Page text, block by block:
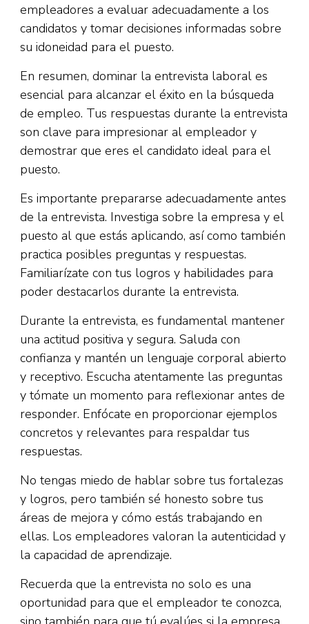
empleadores a evaluar adecuadamente a los
candidatos y tomar decisiones informadas sobre
su idoneidad para el puesto.
En resumen, dominar la entrevista laboral es
esencial para alcanzar el éxito en la búsqueda
de empleo. Tus respuestas durante la entrevista
son clave para impresionar al empleador y
demostrar que eres el candidato ideal para el
puesto.
Es importante prepararse adecuadamente antes
de la entrevista. Investiga sobre la empresa y el
puesto al que estás aplicando, así como también
practica posibles preguntas y respuestas.
Familiarízate con tus logros y habilidades para
poder destacarlos durante la entrevista.
Durante la entrevista, es fundamental mantener
una actitud positiva y segura. Saluda con
confianza y mantén un lenguaje corporal abierto
y receptivo. Escucha atentamente las preguntas
y tómate un momento para reflexionar antes de
responder. Enfócate en proporcionar ejemplos
concretos y relevantes para respaldar tus
respuestas.
No tengas miedo de hablar sobre tus fortalezas
y logros, pero también sé honesto sobre tus
áreas de mejora y cómo estás trabajando en
ellas. Los empleadores valoran la autenticidad y
la capacidad de aprendizaje.
Recuerda que la entrevista no solo es una
oportunidad para que el empleador te conozca,